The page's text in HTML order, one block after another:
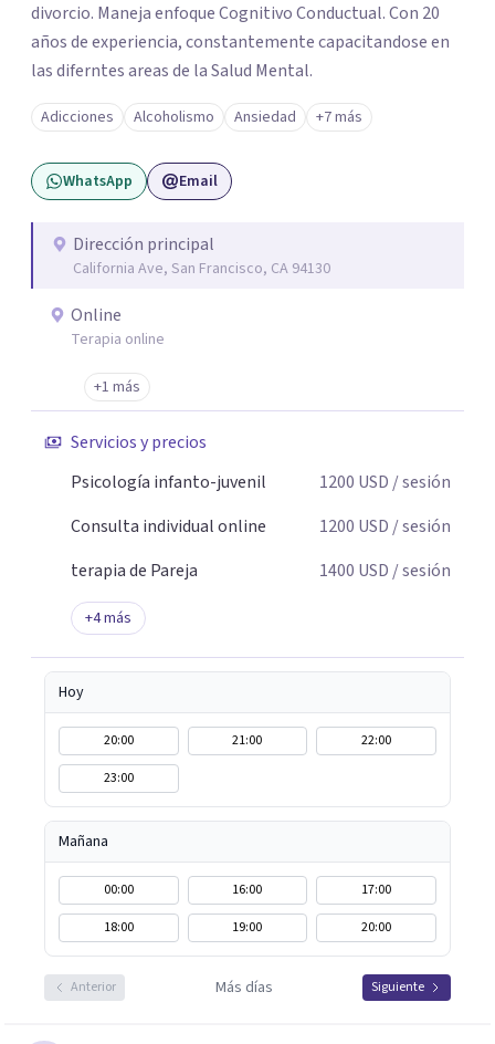
divorcio. Maneja enfoque Cognitivo Conductual. Con 20
años de experiencia, constantemente capacitandose en
las diferntes areas de la Salud Mental.
Adicciones Alcoholismo Ansiedad +7 más
WhatsApp Email
Dirección principal
California Ave, San Francisco, CA 94130
Online
Terapia online
+1 más
Servicios y precios
Psicología infanto-juvenil
1200 USD / sesión
Consulta individual online
1200 USD / sesión
terapia de Pareja
1400 USD / sesión
+4más
Hoy
20:00 21:00
22:00
23:00
Mañana
00:00 16:00
17:00
18:00
19:00 20:00
Anterior Más días Siguiente